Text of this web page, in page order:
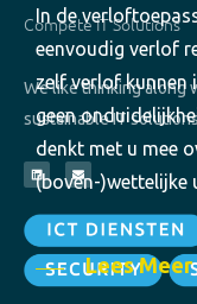
In de
eenvoudig verlof
zelf verlof kunnen
geen
denkt met u mee
(boven-)wettelijke
Lees Meer
Compete IT Solutions
We like thinking along
sustainable IT